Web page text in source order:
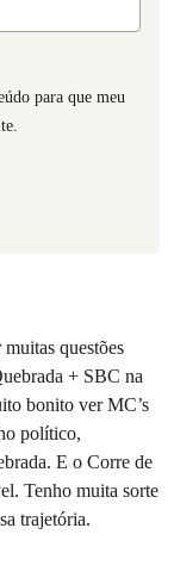
para que meu
questões
+ SBC na
bonito ver MC’s
político,
E o Corre de
Tenho muita sorte
trajetória.